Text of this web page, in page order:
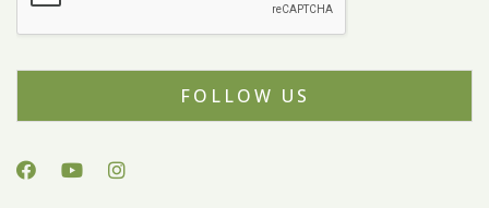
FOLLOW US